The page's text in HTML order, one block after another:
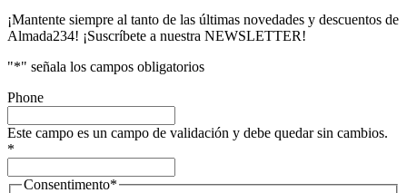
¡Mantente siempre al tanto de las últimas novedades y descuentos de
Almada234! ¡Suscríbete a nuestra NEWSLETTER!
"*" señala los campos obligatorios
Phone
Este campo es un campo de validación y debe quedar sin cambios.
*
Consentimento*